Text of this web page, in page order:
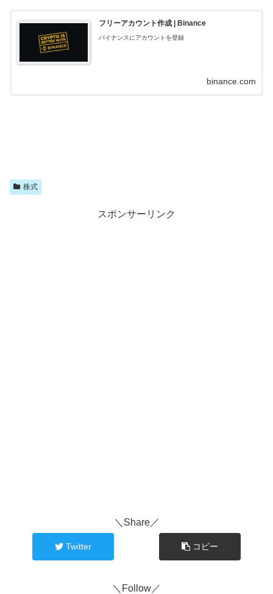
フリーアカウント作成 | Binance
バイナンスにアカウントを登録
binance.com
株式
スポンサーリンク
＼Share／
Twitter コピー
＼Follow／